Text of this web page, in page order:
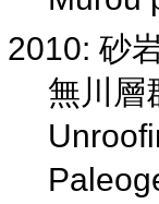
2010: 砂
無川層